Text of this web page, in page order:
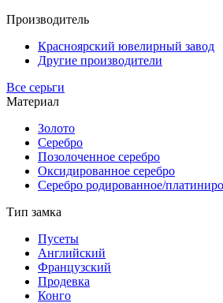
Производитель
Красноярский ювелирный завод
Другие производители
Все серьги
Материал
Золото
Серебро
Позолоченное серебро
Оксидированное серебро
Серебро родированное/
Тип замка
Пусеты
Английский
Французский
Продевка
Конго